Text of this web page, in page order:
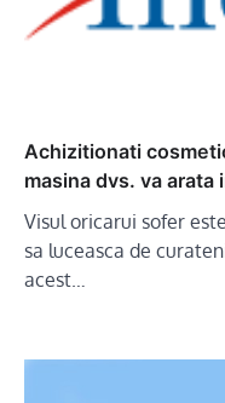
Achizitionati
masina dvs. va arata
Visul oricarui sofer
sa luceasca de
acest…